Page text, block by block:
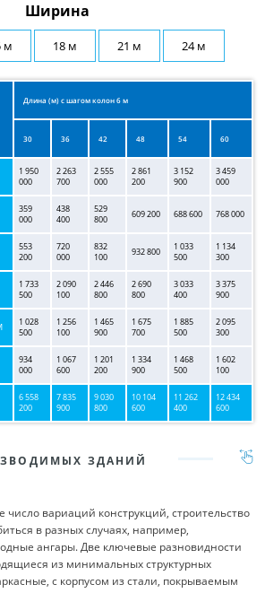
Ширина
м 18 м 21 м 24 м
Длина (м) с шагом колон 6 м
30 36 42 48 54 60
1 950
000
2 263
700
2 555
000
2 861
200
3 152
900
3 459
000
359
000
438
400
529
800
609 200 688 600 768 000
553
200
720
000
832
100
932 800
1 033
500
1 134
300
1 733
500
2 090
100
2 446
800
2 690
800
3 033
400
3 375
900
1 028
500
1 256
100
1 465
900
1 675
700
1 885
500
2 095
300
934
000
1 067
600
1 201
200
1 334
900
1 468
500
1 602
100
6 558
200
7 835
900
9 030
800
10 104
600
11 262
400
12 434
600
ЗДАНИЙ
число вариаций конструкций, строительство
в разных случаях, например,
ангары. Две ключевые разновидности
из минимальных структурных
с корпусом из стали, покрываемым